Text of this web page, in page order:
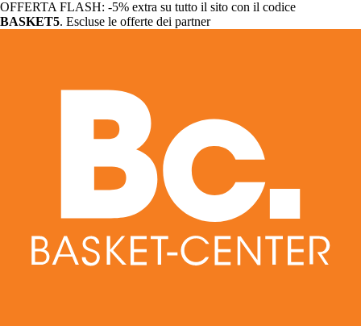
OFFERTA FLASH: -5% extra su tutto il sito con il codice
BASKET5. Escluse le offerte dei partner